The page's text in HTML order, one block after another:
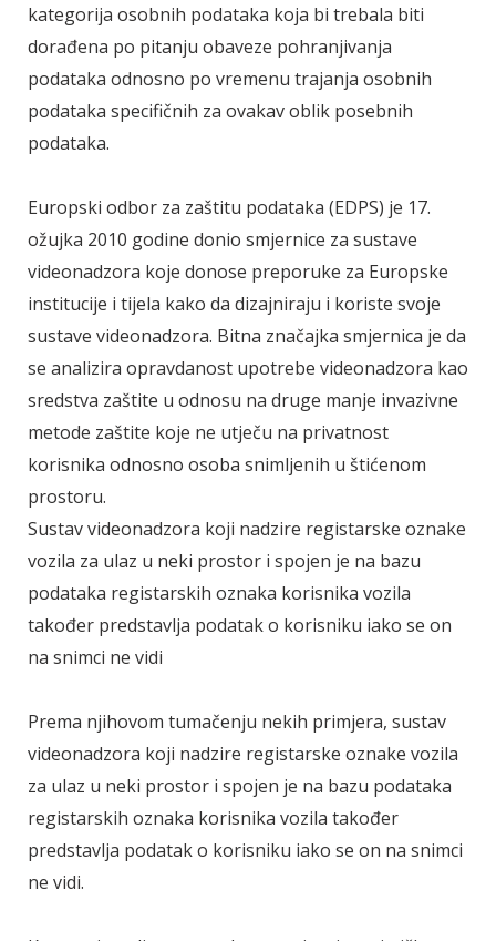
kategorija osobnih podataka koja bi trebala biti
dorađena po pitanju obaveze pohranjivanja
podataka odnosno po vremenu trajanja osobnih
podataka specifičnih za ovakav oblik posebnih
podataka.
Europski odbor za zaštitu podataka (EDPS) je 17.
ožujka 2010 godine donio smjernice za sustave
videonadzora koje donose preporuke za Europske
institucije i tijela kako da dizajniraju i koriste svoje
sustave videonadzora. Bitna značajka smjernica je da
se analizira opravdanost upotrebe videonadzora kao
sredstva zaštite u odnosu na druge manje invazivne
metode zaštite koje ne utječu na privatnost
korisnika odnosno osoba snimljenih u štićenom
prostoru.
Sustav videonadzora koji nadzire registarske oznake
vozila za ulaz u neki prostor i spojen je na bazu
podataka registarskih oznaka korisnika vozila
također predstavlja podatak o korisniku iako se on
na snimci ne vidi
Prema njihovom tumačenju nekih primjera, sustav
videonadzora koji nadzire registarske oznake vozila
za ulaz u neki prostor i spojen je na bazu podataka
registarskih oznaka korisnika vozila također
predstavlja podatak o korisniku iako se on na snimci
ne vidi.